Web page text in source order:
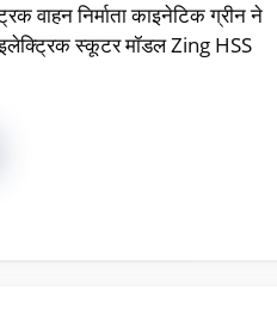
वाहन निर्माता काइनेटिक ग्रीन ने
इलेक्ट्रिक स्कूटर मॉडल Zing HSS